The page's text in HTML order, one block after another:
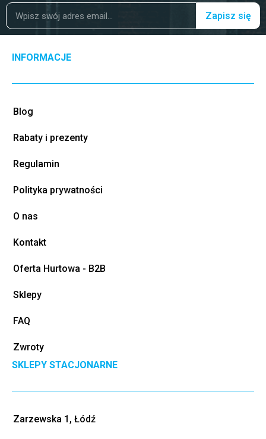
Zapisz się
INFORMACJE
Blog
Rabaty i prezenty
Regulamin
Polityka prywatności
O nas
Kontakt
Oferta Hurtowa - B2B
Sklepy
FAQ
Zwroty
SKLEPY STACJONARNE
Zarzewska 1, Łódź